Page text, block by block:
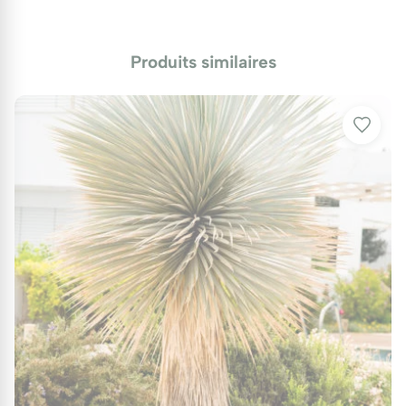
paillage de 5 à 10 cm pour isoler les racines des
gelées sévères durant les mois froids de novembre à
Utilisations au jardin
Le Yucca gloriosa s'intègre parfaitement dans divers
aménagements paysagers. Que ce soit en point
focal dans un massif, en bordure de jardin, ou même
en pot pour orner une terrasse, il apporte une
touche exotique et élégante. Cette plante est
particulièrement adaptée aux jardins
méditerranéens, aux talus ou encore aux paysages
Produits similaires